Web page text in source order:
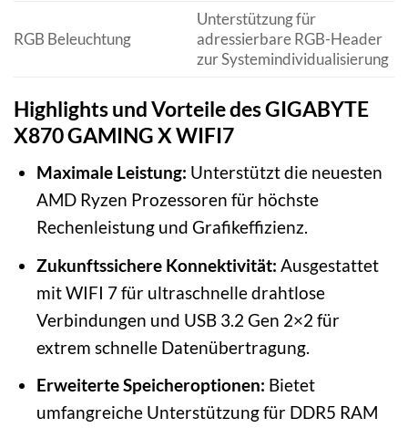
RGB Beleuchtung
Unterstützung für
adressierbare RGB-Header
zur Systemindividualisierung
Highlights und Vorteile des GIGABYTE
X870 GAMING X WIFI7
Maximale Leistung: Unterstützt die neuesten
AMD Ryzen Prozessoren für höchste
Rechenleistung und Grafikeffizienz.
Zukunftssichere Konnektivität: Ausgestattet
mit WIFI 7 für ultraschnelle drahtlose
Verbindungen und USB 3.2 Gen 2×2 für
extrem schnelle Datenübertragung.
Erweiterte Speicheroptionen: Bietet
umfangreiche Unterstützung für DDR5 RAM